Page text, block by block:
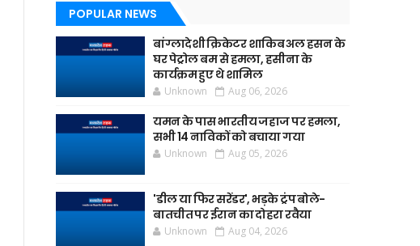
POPULAR NEWS
बांग्लादेशी क्रिकेटर शाकिब अल हसन के
घर पेट्रोल बम से हमला, हसीना के
कार्यक्रम हुए थे शामिल
Unknown Aug 06, 2026
यमन के पास भारतीय जहाज पर हमला,
सभी 14 नाविकों को बचाया गया
Unknown Aug 05, 2026
'डील या फिर सरेंडर', भड़के ट्रंप बोले-
बातचीत पर ईरान का दोहरा रवैया
Unknown Aug 04, 2026